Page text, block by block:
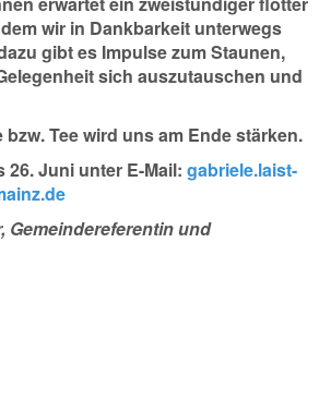
wir in Dankbarkeit unterwegs
gibt es Impulse zum Staunen,
sich auszutauschen und
Tee wird uns am Ende stärken.
Juni unter E-Mail: gabriele.laist-
Gemeindereferentin und